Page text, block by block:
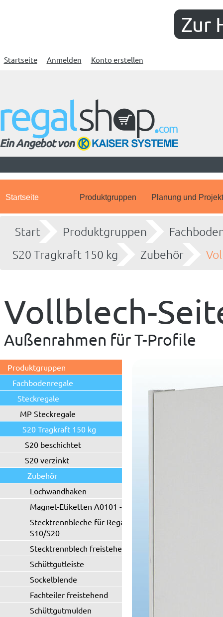
Zur
Startseite Anmelden Konto erstellen
Startseite Produktgruppen Planung und
Start Produktgruppen
S20 Tragkraft 150 kg
Zubehör
Vollblech-
Außenrahmen für T-Profile
Produktgruppen
Fachbodenregale
Steckregale
MP Steckregale
S20 Tragkraft 150 kg
S20 beschichtet
S20 verzinkt
Zubehör
Lochwandhaken
Magnet-Etiketten A0101 - A0102
Stecktrennbleche für Regaltyp
S10/S20
Stecktrennblech freistehend
Schüttgutleiste
Sockelblende
Fachteiler freistehend
Schüttgutmulden